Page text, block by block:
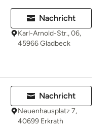
Nachricht
Karl-Arnold-Str., 06,
45966 Gladbeck
Nachricht
Neuenhausplatz 7,
40699 Erkrath